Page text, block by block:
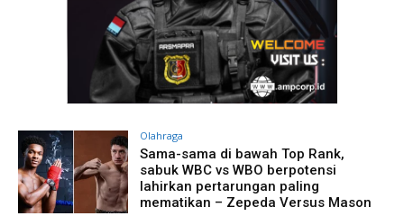
Olahraga
Sama-sama di bawah Top Rank,
sabuk WBC vs WBO berpotensi
lahirkan pertarungan paling
mematikan – Zepeda Versus Mason